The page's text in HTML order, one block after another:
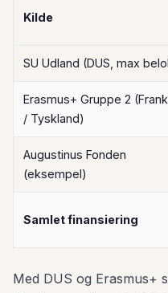
Kilde
SU Udland (DUS, max
Erasmus+ Gruppe 2
/ Tyskland)
Augustinus Fonden
(eksempel)
Samlet finansiering
Med DUS og Erasmus+